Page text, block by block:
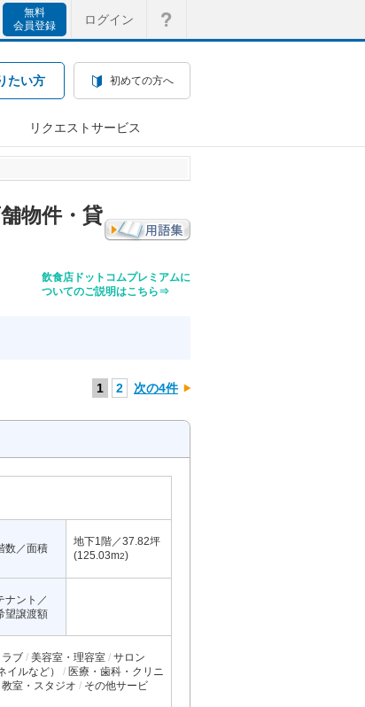
無料
会員登録
ログイン
たい方 初めての方へ
リクエストサービス
物件・貸
飲食店ドットコムプレミアムに
ついてのご説明はこちら⇒
1 2 次の4件
数／面積
地下1階／37.82坪
(125.03m2)
ナント／
望譲渡額
ブ 美容室・理容室
サロン
イルなど）
医療・歯科・クリニ
室・スタジオ
その他サービ